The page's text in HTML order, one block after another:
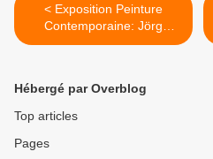
< Exposition Peinture
Contemporaine: Jörg
IMMENDORFF «Passage»
Hébergé par Overblog
Top articles
Pages